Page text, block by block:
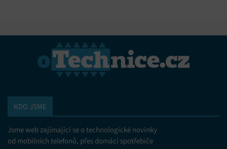
KDO JSME
Jsme web zajímající se o technologické novinky
od mobilních telefonů, přes domácí spotřebiče